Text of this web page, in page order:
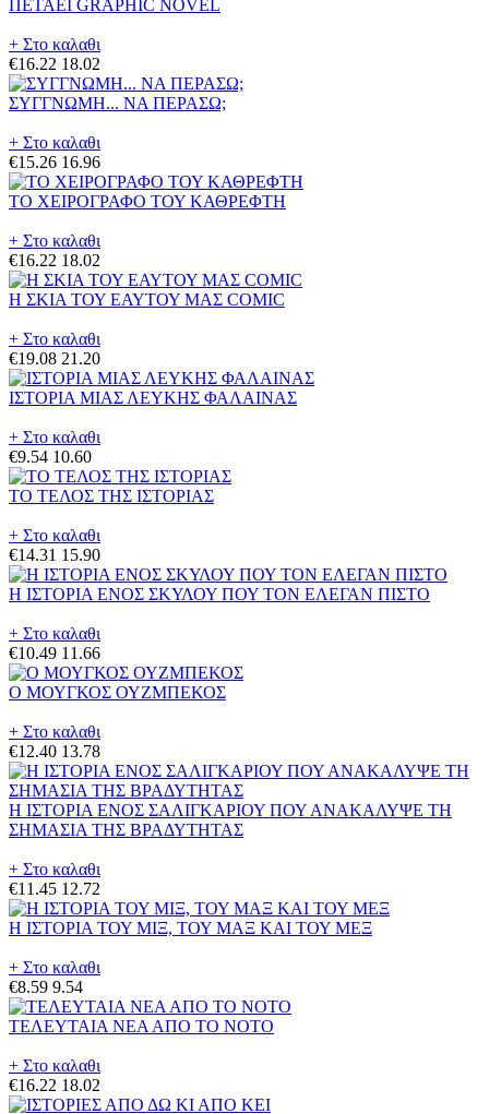
ΠΕΤΑΕΙ GRAPHIC NOVEL
+ Στο καλαθι
€16.22 18.02
ΣΥΓΓΝΩΜΗ... ΝΑ ΠΕΡΑΣΩ;
+ Στο καλαθι
€15.26 16.96
ΤΟ ΧΕΙΡΟΓΡΑΦΟ ΤΟΥ ΚΑΘΡΕΦΤΗ
+ Στο καλαθι
€16.22 18.02
Η ΣΚΙΑ ΤΟΥ ΕΑΥΤΟΥ ΜΑΣ COMIC
+ Στο καλαθι
€19.08 21.20
ΙΣΤΟΡΙΑ ΜΙΑΣ ΛΕΥΚΗΣ ΦΑΛΑΙΝΑΣ
+ Στο καλαθι
€9.54 10.60
ΤΟ ΤΕΛΟΣ ΤΗΣ ΙΣΤΟΡΙΑΣ
+ Στο καλαθι
€14.31 15.90
Η ΙΣΤΟΡΙΑ ΕΝΟΣ ΣΚΥΛΟΥ ΠΟΥ ΤΟΝ ΕΛΕΓΑΝ ΠΙΣΤΟ
+ Στο καλαθι
€10.49 11.66
Ο ΜΟΥΓΚΟΣ ΟΥΖΜΠΕΚΟΣ
+ Στο καλαθι
€12.40 13.78
Η ΙΣΤΟΡΙΑ ΕΝΟΣ ΣΑΛΙΓΚΑΡΙΟΥ ΠΟΥ ΑΝΑΚΑΛΥΨΕ ΤΗ
ΣΗΜΑΣΙΑ ΤΗΣ ΒΡΑΔΥΤΗΤΑΣ
+ Στο καλαθι
€11.45 12.72
Η ΙΣΤΟΡΙΑ ΤΟΥ ΜΙΞ, ΤΟΥ ΜΑΞ ΚΑΙ ΤΟΥ ΜΕΞ
+ Στο καλαθι
€8.59 9.54
ΤΕΛΕΥΤΑΙΑ ΝΕΑ ΑΠΟ ΤΟ ΝΟΤΟ
+ Στο καλαθι
€16.22 18.02